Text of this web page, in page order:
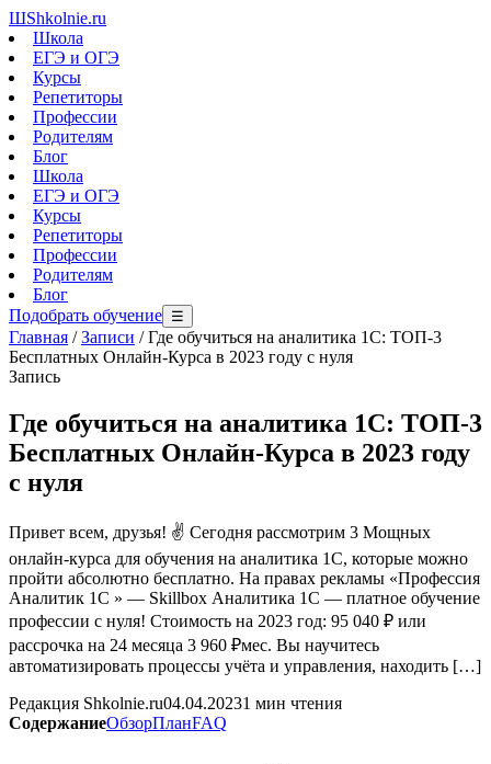
ШShkolnie.ru
Школа
ЕГЭ и ОГЭ
Курсы
Репетиторы
Профессии
Родителям
Блог
Школа
ЕГЭ и ОГЭ
Курсы
Репетиторы
Профессии
Родителям
Блог
Подобрать обучение ☰
Главная /Записи /Где обучиться на аналитика 1С: ТОП-3
Бесплатных Онлайн-Курса в 2023 году с нуля
Запись
Где обучиться на аналитика 1С: ТОП-3
Бесплатных Онлайн-Курса в 2023 году
с нуля
Привет всем, друзья! ✌ Сегодня рассмотрим 3 Мощных
онлайн-курса для обучения на аналитика 1С, которые можно
пройти абсолютно бесплатно. На правах рекламы «Профессия
Аналитик 1C » — Skillbox Аналитика 1C — платное обучение
профессии с нуля! Стоимость на 2023 год: 95 040 ₽ или
рассрочка на 24 месяца 3 960 ₽мес. Вы научитесь
автоматизировать процессы учёта и управления, находить […]
Редакция Shkolnie.ru04.04.20231 мин чтения
СодержаниеОбзорПланFAQ